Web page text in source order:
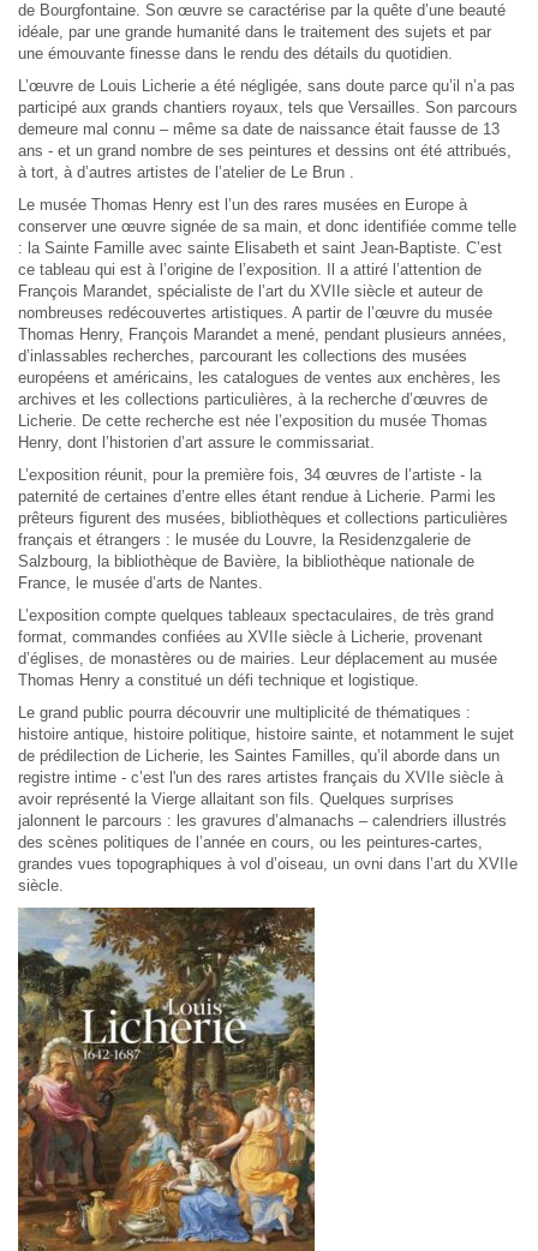
de Bourgfontaine. Son œuvre se caractérise par la quête d’une beauté
idéale, par une grande humanité dans le traitement des sujets et par
une émouvante finesse dans le rendu des détails du quotidien.
L’œuvre de Louis Licherie a été négligée, sans doute parce qu’il n’a pas
participé aux grands chantiers royaux, tels que Versailles. Son parcours
demeure mal connu – même sa date de naissance était fausse de 13
ans - et un grand nombre de ses peintures et dessins ont été attribués,
à tort, à d’autres artistes de l’atelier de Le Brun .
Le musée Thomas Henry est l’un des rares musées en Europe à
conserver une œuvre signée de sa main, et donc identifiée comme telle
: la Sainte Famille avec sainte Elisabeth et saint Jean-Baptiste. C’est
ce tableau qui est à l’origine de l’exposition. Il a attiré l’attention de
François Marandet, spécialiste de l’art du XVIIe siècle et auteur de
nombreuses redécouvertes artistiques. A partir de l’œuvre du musée
Thomas Henry, François Marandet a mené, pendant plusieurs années,
d’inlassables recherches, parcourant les collections des musées
européens et américains, les catalogues de ventes aux enchères, les
archives et les collections particulières, à la recherche d’œuvres de
Licherie. De cette recherche est née l’exposition du musée Thomas
Henry, dont l’historien d’art assure le commissariat.
L’exposition réunit, pour la première fois, 34 œuvres de l’artiste - la
paternité de certaines d’entre elles étant rendue à Licherie. Parmi les
prêteurs figurent des musées, bibliothèques et collections particulières
français et étrangers : le musée du Louvre, la Residenzgalerie de
Salzbourg, la bibliothèque de Bavière, la bibliothèque nationale de
France, le musée d’arts de Nantes.
L’exposition compte quelques tableaux spectaculaires, de très grand
format, commandes confiées au XVIIe siècle à Licherie, provenant
d’églises, de monastères ou de mairies. Leur déplacement au musée
Thomas Henry a constitué un défi technique et logistique.
Le grand public pourra découvrir une multiplicité de thématiques :
histoire antique, histoire politique, histoire sainte, et notamment le sujet
de prédilection de Licherie, les Saintes Familles, qu’il aborde dans un
registre intime - c’est l'un des rares artistes français du XVIIe siècle à
avoir représenté la Vierge allaitant son fils. Quelques surprises
jalonnent le parcours : les gravures d’almanachs – calendriers illustrés
des scènes politiques de l’année en cours, ou les peintures-cartes,
grandes vues topographiques à vol d’oiseau, un ovni dans l’art du XVIIe
siècle.